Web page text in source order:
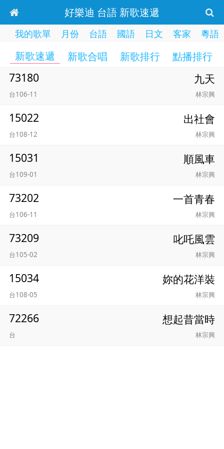
好樂迪 台語 新歌速遞
我的歌單 月份 台語 國語 日文 客家 粵語
新歌速遞 新歌合唱 新歌排行 點播排行
73180 九天
台106-11 林宗興
15022 出社會
台108-12 林宗興
15031 順風車
台109-01 林宗興
73202 一首青春
台106-11 林宗興
73209 叱吒風雲
台105-02 林宗興
15034 妳的花洋裝
台108-05 林宗興
72266 想起昔當時
台 林宗興